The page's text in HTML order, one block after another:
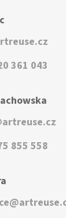
361 043
855 558